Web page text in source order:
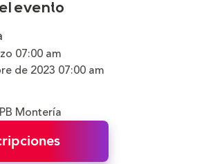
evento
07:00 am
de 2023 07:00 am
Montería